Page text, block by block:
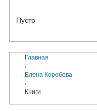
Пусто
Главная
›
Елена Коробова
›
Книги